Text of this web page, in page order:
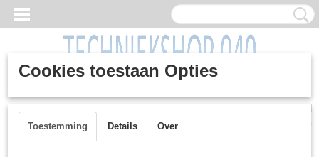
Inloggen Registreren
Cookies toestaan Opties
Toestemming Details Over